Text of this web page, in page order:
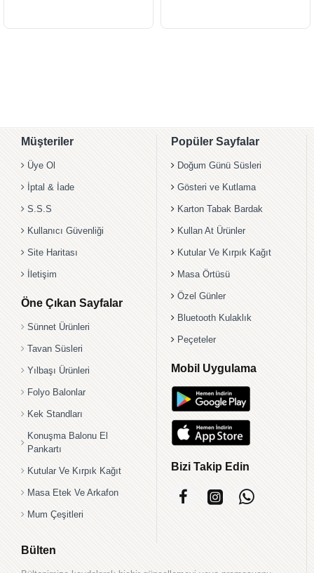
Müşteriler
Üye Ol
İptal & İade
S.S.S
Kullanıcı Güvenliği
Site Haritası
İletişim
Öne Çıkan Sayfalar
Sünnet Ürünleri
Tavan Süsleri
Yılbaşı Ürünleri
Folyo Balonlar
Kek Standları
Konuşma Balonu El
Pankartı
Kutular Ve Kırpık Kağıt
Masa Etek Ve Arkafon
Mum Çeşitleri
Popüler Sayfalar
Doğum Günü Süsleri
Gösteri ve Kutlama
Karton Tabak Bardak
Kullan At Ürünler
Kutular Ve Kırpık Kağıt
Masa Örtüsü
Özel Günler
Bluetooth Kulaklık
Peçeteler
Mobil Uygulama
Bizi Takip Edin
Bülten